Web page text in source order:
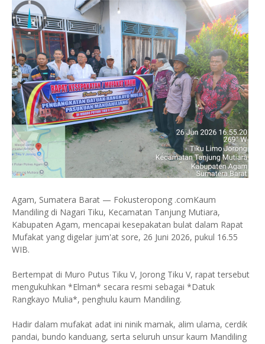
Agam, Sumatera Barat — Fokusteropong .comKaum
Mandiling di Nagari Tiku, Kecamatan Tanjung Mutiara,
Kabupaten Agam, mencapai kesepakatan bulat dalam Rapat
Mufakat yang digelar jum'at sore, 26 Juni 2026, pukul 16.55
WIB.
Bertempat di Muro Putus Tiku V, Jorong Tiku V, rapat tersebut
mengukuhkan *Elman* secara resmi sebagai *Datuk
Rangkayo Mulia*, penghulu kaum Mandiling.
Hadir dalam mufakat adat ini ninik mamak, alim ulama, cerdik
pandai, bundo kanduang, serta seluruh unsur kaum Mandiling